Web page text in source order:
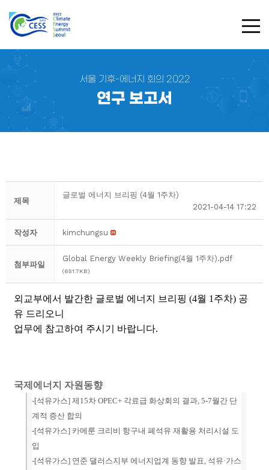
서울 기후-에너지 회의 2022
연구 보고서
제목
글로벌 에너지 브리핑 (4월 1주차)
2021-04-14 17:22
작성자 kimchungsu
첨부파일
Global Energy Weekly Briefing(4월 1주차).pdf
(651.7KB)
외교부에서 발간한 글로벌 에너지 브리핑 (4월 1주차) 공
유 드리오니
업무에 참고하여 주시기 바랍니다.
국제에너지 자원동향
-[석유가스] 제15차 OPEC+ 각료급 화상회의 결과, 5-7월간 단
계적 증산 합의
-[석유가스] 카메룬 크리비 항구내 폐석유 재활용 처리시설 도
입
-[석유가스] 연준 댈러스지부 에너지업계 동향 발표, 석유·가스